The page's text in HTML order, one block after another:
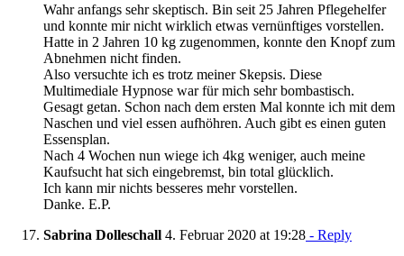
Wahr anfangs sehr skeptisch. Bin seit 25 Jahren Pflegehelfer
und konnte mir nicht wirklich etwas vernünftiges vorstellen.
Hatte in 2 Jahren 10 kg zugenommen, konnte den Knopf zum
Abnehmen nicht finden.
Also versuchte ich es trotz meiner Skepsis. Diese
Multimediale Hypnose war für mich sehr bombastisch.
Gesagt getan. Schon nach dem ersten Mal konnte ich mit dem
Naschen und viel essen aufhöhren. Auch gibt es einen guten
Essensplan.
Nach 4 Wochen nun wiege ich 4kg weniger, auch meine
Kaufsucht hat sich eingebremst, bin total glücklich.
Ich kann mir nichts besseres mehr vorstellen.
Danke. E.P.
Sabrina Dolleschall 4. Februar 2020 at 19:28 - Reply